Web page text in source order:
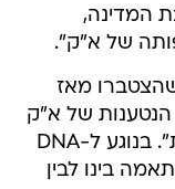
המדינה,
של א"ק".
מאז
הנטענות של א"ק
בפני ע"ג וא"ב, כלל לא היו התוודויות". בנוגע ל-DNA
בינו לבין